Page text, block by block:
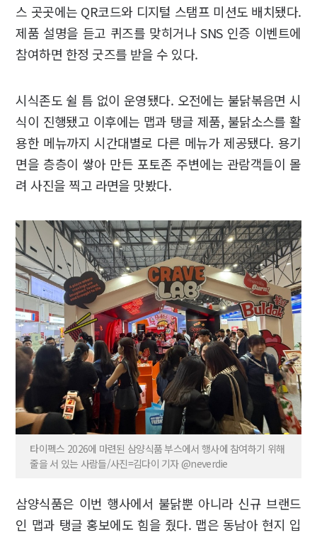
스 곳곳에는 QR코드와 디지털 스탬프 미션도 배치됐다.
제품 설명을 듣고 퀴즈를 맞히거나 SNS 인증 이벤트에
참여하면 한정 굿즈를 받을 수 있다.
시식존도 쉴 틈 없이 운영됐다. 오전에는 불닭볶음면 시
식이 진행됐고 이후에는 맵과 탱글 제품, 불닭소스를 활
용한 메뉴까지 시간대별로 다른 메뉴가 제공됐다. 용기
면을 층층이 쌓아 만든 포토존 주변에는 관람객들이 몰
려 사진을 찍고 라면을 맛봤다.
타이펙스 2026에 마련된 삼양식품 부스에서 행사에 참여하기 위해
줄을 서 있는 사람들/사진=김다이 기자 @neverdie
삼양식품은 이번 행사에서 불닭뿐 아니라 신규 브랜드
인 맵과 탱글 홍보에도 힘을 줬다. 맵은 동남아 현지 입